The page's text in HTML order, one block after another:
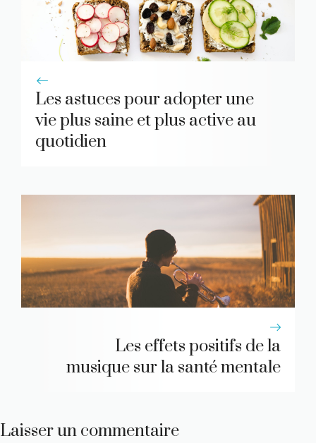
Les astuces pour adopter une
vie plus saine et plus active au
quotidien
Les effets positifs de la
musique sur la santé mentale
Laisser un commentaire